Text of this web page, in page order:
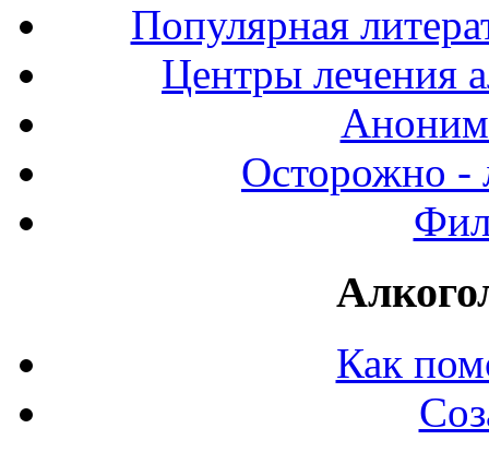
Популярная
Центры лечения
Осторожно -
Как